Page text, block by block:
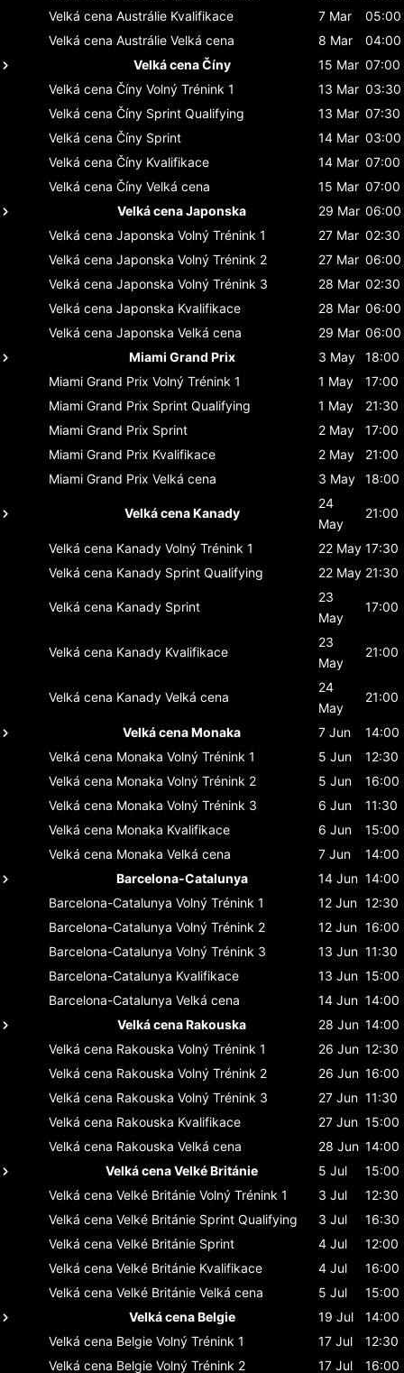
Velká cena Austrálie Kvalifikace 7 Mar
05:00
Velká cena Austrálie Velká cena 8 Mar
04:00
Velká cena Číny
15 Mar 07:00
Velká cena Číny Volný Trénink 1 13 Mar 03:30
Velká cena Číny Sprint Qualifying 13 Mar 07:30
Velká cena Číny Sprint 14 Mar 03:00
Velká cena Číny Kvalifikace 14 Mar 07:00
Velká cena Číny Velká cena 15 Mar 07:00
Velká cena Japonska
29 Mar 06:00
Velká cena Japonska Volný Trénink 1 27 Mar 02:30
Velká cena Japonska Volný Trénink 2 27 Mar 06:00
Velká cena Japonska Volný Trénink 3 28 Mar 02:30
Velká cena Japonska Kvalifikace 28 Mar 06:00
Velká cena Japonska Velká cena 29 Mar 06:00
Miami Grand Prix
3 May
18:00
Miami Grand Prix Volný Trénink 1 1 May
17:00
Miami Grand Prix Sprint Qualifying 1 May
21:30
Miami Grand Prix Sprint 2 May
17:00
Miami Grand Prix Kvalifikace 2 May
21:00
Miami Grand Prix Velká cena 3 May 18:00
Velká cena Kanady
24
May
21:00
Velká cena Kanady Volný Trénink 1 22 May 17:30
Velká cena Kanady Sprint Qualifying 22 May 21:30
Velká cena Kanady Sprint
23
May
17:00
Velká cena Kanady Kvalifikace
23
May
21:00
Velká cena Kanady Velká cena
24
May
21:00
Velká cena Monaka 7 Jun
14:00
Velká cena Monaka Volný Trénink 1 5 Jun
12:30
Velká cena Monaka Volný Trénink 2 5 Jun
16:00
Velká cena Monaka Volný Trénink 3 6 Jun
11:30
Velká cena Monaka Kvalifikace 6 Jun
15:00
Velká cena Monaka Velká cena 7 Jun
14:00
Barcelona-Catalunya
14 Jun 14:00
Barcelona-Catalunya Volný Trénink 1 12 Jun 12:30
Barcelona-Catalunya Volný Trénink 2 12 Jun 16:00
Barcelona-Catalunya Volný Trénink 3 13 Jun 11:30
Barcelona-Catalunya Kvalifikace 13 Jun 15:00
Barcelona-Catalunya Velká cena 14 Jun 14:00
Velká cena Rakouska
28 Jun 14:00
Velká cena Rakouska Volný Trénink 1 26 Jun 12:30
Velká cena Rakouska Volný Trénink 2 26 Jun 16:00
Velká cena Rakouska Volný Trénink 3 27 Jun 11:30
Velká cena Rakouska Kvalifikace 27 Jun 15:00
Velká cena Rakouska Velká cena 28 Jun 14:00
Velká cena Velké Británie
5 Jul
15:00
Velká cena Velké Británie Volný Trénink 1 3 Jul
12:30
Velká cena Velké Británie Sprint Qualifying 3 Jul
16:30
Velká cena Velké Británie Sprint 4 Jul
12:00
Velká cena Velké Británie Kvalifikace 4 Jul
16:00
Velká cena Velké Británie Velká cena 5 Jul
15:00
Velká cena Belgie
19 Jul
14:00
Velká cena Belgie Volný Trénink 1 17 Jul
12:30
Velká cena Belgie Volný Trénink 2 17 Jul 16:00